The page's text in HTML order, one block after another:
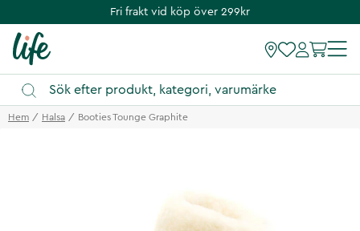
Fri frakt vid köp över 299kr
Hem Halsa Booties Tounge Graphite